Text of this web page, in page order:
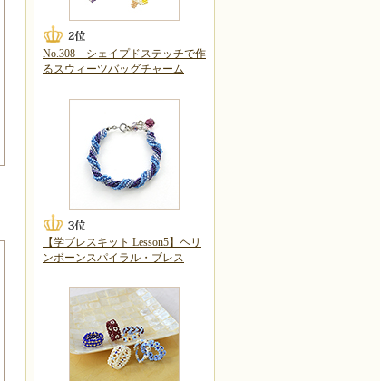
No.308 シェイプドステッチで作
るスウィーツバッグチャーム
【学ブレスキット Lesson5】ヘリ
ンボーンスパイラル・ブレス